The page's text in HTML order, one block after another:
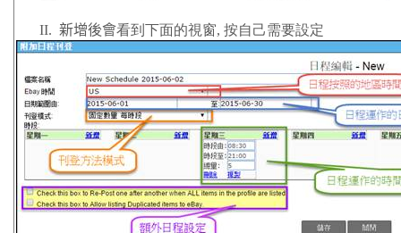
II. 新增後會看到下面的視窗,按自己需要設定